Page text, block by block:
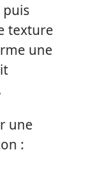
puis
texture
une
une
: